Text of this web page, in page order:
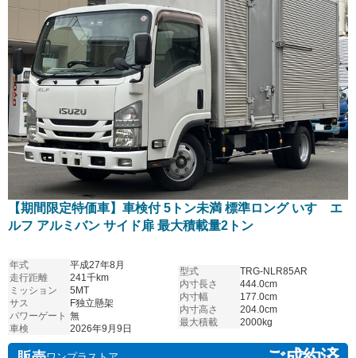
【期間限定特価車】車検付 5トン未満 標準ロング いすゞエ
ルフ アルミバン サイド扉 最大積載量2トン
年式
平成27年8月
走行距離
241千km
ミッション
5MT
サス
F独立懸架
パワーゲート 無
車検
2026年9月9日
型式
TRG-NLR85AR
内寸長さ
444.0cm
内寸幅
177.0cm
内寸高さ
204.0cm
最大積載
2000kg